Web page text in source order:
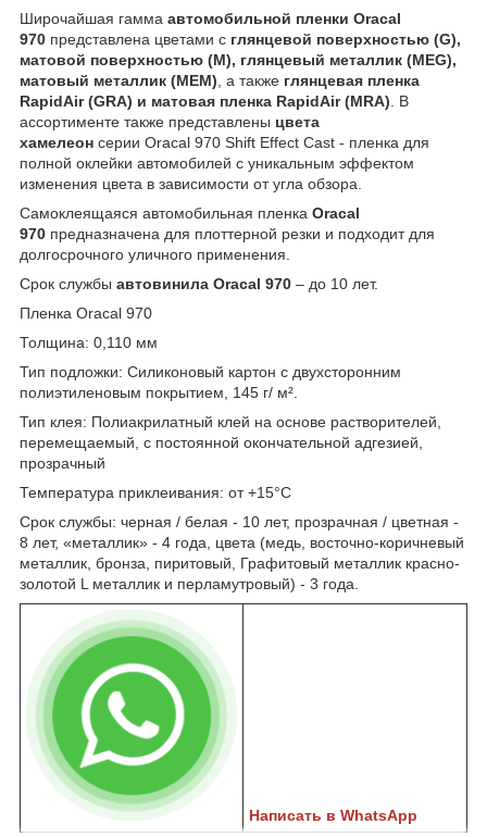
Широчайшая гамма автомобильной пленки Oracal
970 представлена цветами с глянцевой поверхностью (G),
матовой поверхностью (M), глянцевый металлик (MEG),
матовый металлик (MEM), а также глянцевая пленка
RapidAir (GRA) и матовая пленка RapidAir (MRA). В
ассортименте также представлены цвета
хамелеон серии Oracal 970 Shift Effect Cast - пленка для
полной оклейки автомобилей с уникальным эффектом
изменения цвета в зависимости от угла обзора.
Самоклеящаяся автомобильная пленка Oracal
970 предназначена для плоттерной резки и подходит для
долгосрочного уличного применения.
Срок службы автовинила Oracal 970 – до 10 лет.
Пленка Oracal 970
Толщина: 0,110 мм
Тип подложки: Силиконовый картон с двухсторонним
полиэтиленовым покрытием, 145 г/ м².
Тип клея: Полиакрилатный клей на основе растворителей,
перемещаемый, с постоянной окончательной адгезией,
прозрачный
Температура приклеивания: от +15°C
Срок службы: черная / белая - 10 лет, прозрачная / цветная -
8 лет, «металлик» - 4 года, цвета (медь, восточно-коричневый
металлик, бронза, пиритовый, Графитовый металлик красно-
золотoй L металлик и перламутровый) - 3 года.
Написать в WhatsApp